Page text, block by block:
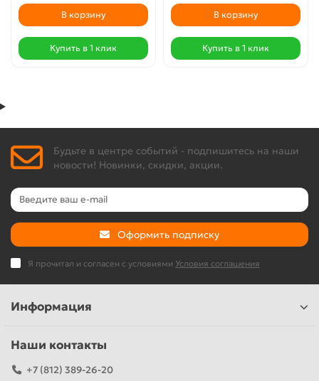
В корзину
Купить в 1 клик
В корзину
Купить в 1 клик
Будьте в центре событий - подпишитесь на наши
новости! Новинки, скидки, акции.
Оформить подписку
Я прочитал и согласен с условиями Условия соглашения
Информация
Наши контакты
+7 (812) 389-26-20